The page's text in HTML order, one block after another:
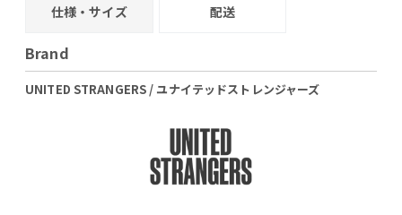
仕様・サイズ 配送
Brand
UNITED STRANGERS / ユナイテッドストレンジャーズ